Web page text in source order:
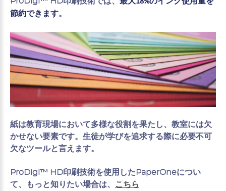
節約できます。
紙は教育現場において多様な役割を果たし、教室には欠
かせない要素です。生徒が学びを追求する際に必要不可
欠なツールと言えます。
ProDigi™ HD印刷技術を使用したPaperOneについ
て、もっと知りたい場合は、
こちら